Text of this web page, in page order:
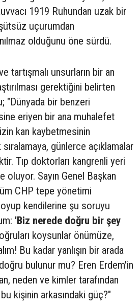
1919 Ruhundan uzak bir
uçurumdan
olduğunu öne sürdü.
tartışmalı unsurların bir an
gerektiğini belirten
"Dünyada bir benzeri
eriyen bir ana muhalefet
kan kaybetmesinin
günlerce açıklamalar
Tıp doktorları kangrenli yeri
oluyor. Sayın Genel Başkan
CHP tepe yönetimi
kendilerine şu soruyu
'Biz nerede doğru bir şey
koysunlar önümüze,
Bu kadar yanlışın bir arada
bulunur mu? Eren Erdem'in
neden ve kimler tarafından
kişinin arkasındaki güç?"